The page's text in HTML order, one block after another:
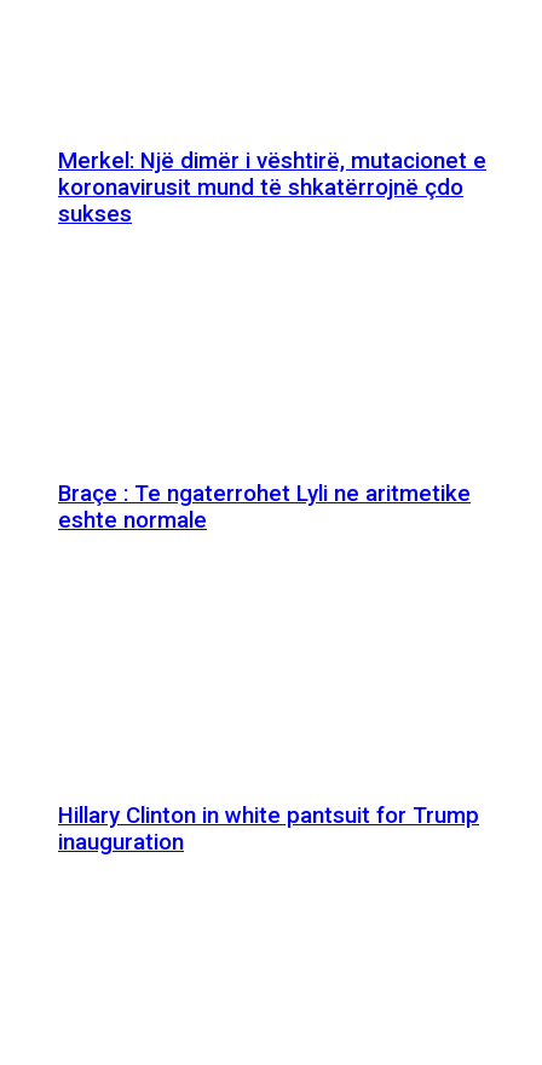
Merkel: Një dimër i vështirë, mutacionet e
koronavirusit mund të shkatërrojnë çdo
sukses
Braçe : Te ngaterrohet Lyli ne aritmetike
eshte normale
Hillary Clinton in white pantsuit for Trump
inauguration